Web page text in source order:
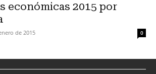
económicas 2015 por
de 2015 0